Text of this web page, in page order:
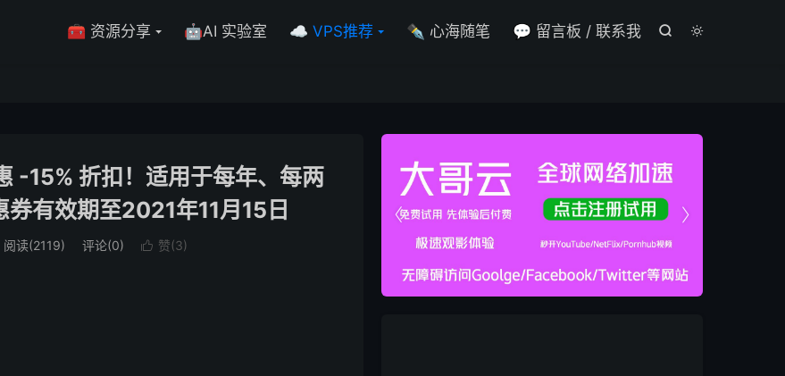


🧰 资源分享 🤖AI 实验室 ☁️ VPS推荐 ✒️ 心海随笔 💬 留言板 / 联系我
-15% 折扣！适用于每年、每两
有效期至2021年11月15日
阅读(2119) 评论(0)  赞(3)

